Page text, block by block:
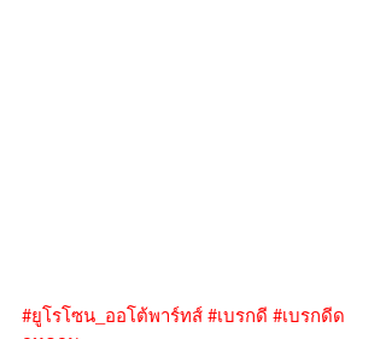
#ยูโรโซน_ออโต้พาร์ทส์ #เบรกดี #เบรกดีด